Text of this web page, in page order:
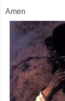
Amen